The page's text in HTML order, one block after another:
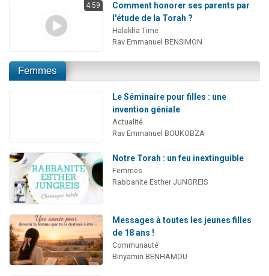
4:59
Comment honorer ses parents par
l'étude de la Torah ?
Halakha Time
Rav Emmanuel BENSIMON
Femmes
Le Séminaire pour filles : une
invention géniale
Actualité
Rav Emmanuel BOUKOBZA
Notre Torah : un feu inextinguible
Femmes
Rabbanite Esther JUNGREIS
Messages à toutes les jeunes filles
de 18 ans !
Communauté
Binyamin BENHAMOU